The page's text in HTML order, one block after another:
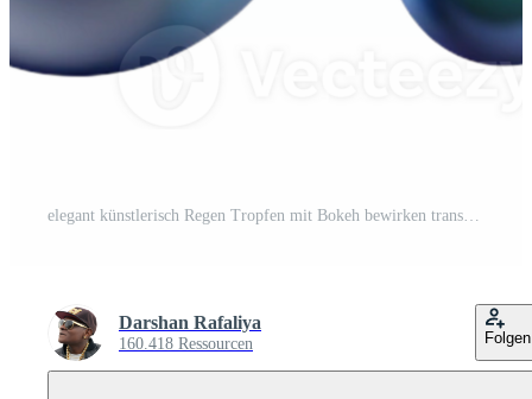
elegant künstlerisch Regen Tropfen mit Bokeh bewirken transparent Hintergrund Pro PNG
Darshan Rafaliya
160.418 Ressourcen Folgen